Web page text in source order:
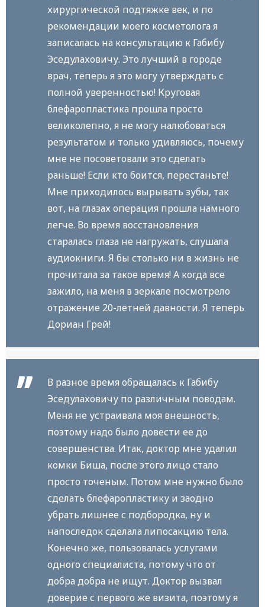
хирургической подтяжке век, и по
рекомендации моего косметолога я
записалась на консультацию к Габибу
Эседулаховичу. Это лучший в городе
врач, теперь я это могу утверждать с
полной уверенностью! Круговая
блефаропластика прошла просто
великолепно, я не могу налюбоваться
результатом и только удивляюсь, почему
мне не посоветовали это сделать
раньше! Если кто боится, перестаньте!
Мне приходилось вырывать зубы, так
вот, на глазах операция прошла намного
легче. Во время восстановления
старалась глаза не нагружать, слушала
аудиокниги. Я бы столько ни в жизнь не
прочитала за такое время! А когда все
зажило, на меня в зеркале посмотрело
отражение 20-летней давности. Я теперь
Дориан Грей!
В разное время обращалась к Габибу
Эседулаховичу по различным поводам.
Меня не устраивала моя внешность,
поэтому надо было довести ее до
совершенства. Итак, доктор мне удалил
комки Биша, после этого лицо стало
просто точеным. Потом мне нужно было
сделать блефаропластику и заодно
убрать лишнее с подбородка, ну и
напоследок сделала липосакцию тела.
Конечно же, пользовалась услугами
одного специалиста, потому что от
добра добра не ищут. Доктор вызвал
доверие с первого же визита, поэтому я